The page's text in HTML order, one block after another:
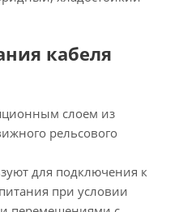
кабеля
слоем из
рельсового
для подключения к
при условии